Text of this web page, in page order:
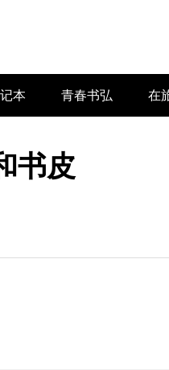
本 青春书弘 在
书皮